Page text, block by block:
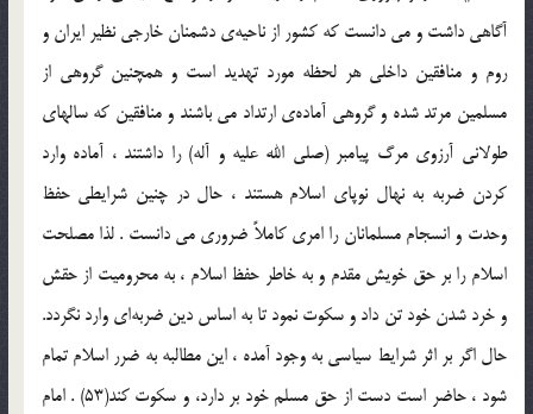
آگاهي داشت و مي دانست كه كشور از ناحيه‌ي دشمنان خارجي نظير ايران و
روم و منافقين داخلي هر لحظه مورد تهديد است و همچنين گروهي از
مسلمين مرتد شده و گروهي آماده‌ي ارتداد مي باشند و منافقين كه سالهاي
طولاني آرزوي مرگ پيامبر (صلی الله علیه و آله) را داشتند ، آماده وارد
كردن ضربه به نهال نوپاي اسلام هستند ، حال در چنين شرايطي حفظ
وحدت و انسجام مسلمانان را امري كاملاً ضروري مي دانست . لذا مصلحت
اسلام را بر حق خويش مقدم و به خاطر حفظ اسلام ، به محروميت از حقش
و خرد شدن خود تن داد و سكوت نمود تا به اساس دين ضربه‌اي وارد نگردد.
حال اگر بر اثر شرايط سياسي به وجود آمده ، اين مطالبه به ضرر اسلام تمام
شود ، حاضر است دست از حق مسلم خود بر دارد، و سكوت كند(53) . امام